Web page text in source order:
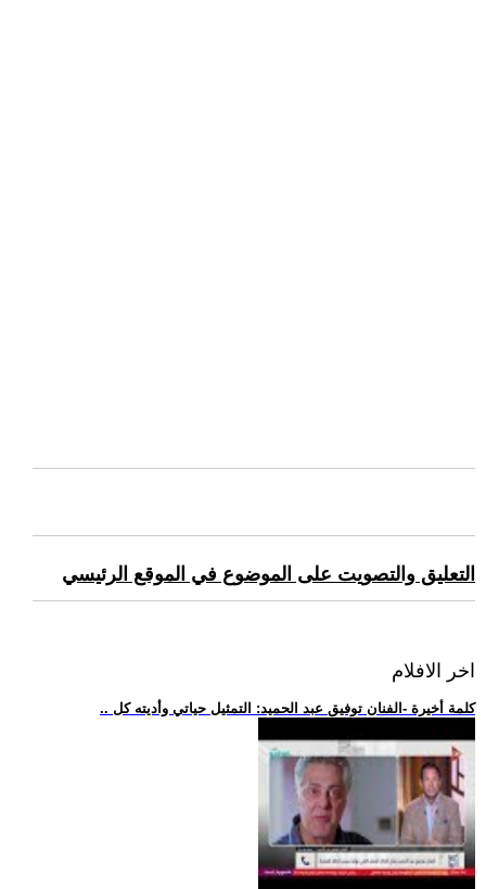
التعليق والتصويت على الموضوع في الموقع الرئيسي
اخر الافلام
.. كلمة أخيرة -الفنان توفيق عبد الحميد: التمثيل حياتي وأديته كل